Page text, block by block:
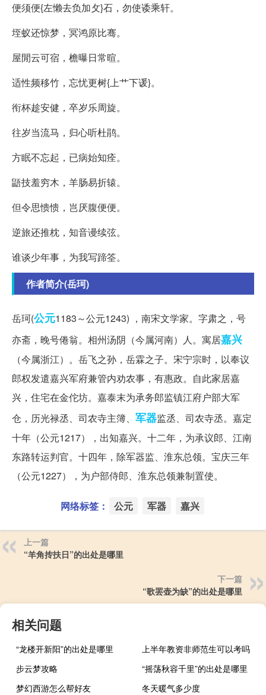
便须便{左懒去负加攵}石，勿使诿乘轩。
垤蚁还惊梦，冥鸿原比骞。
屋閒云可宿，檐曝日常暄。
适性频移竹，忘忧更树{上艹下谖}。
衔杯趁安健，卒岁乐周旋。
往岁当流马，归心听杜鹃。
方眠不忘起，已病始知痊。
鼯技羞穷木，羊肠易折辕。
但令思愦愦，岂厌腹便便。
逆旅还推枕，知音谩续弦。
谁谈少年事，为我写蹄筌。
作者简介(岳珂)
岳珂(公元1183～公元1243) ，南宋文学家。字肃之，号
亦斋，晚号倦翁。相州汤阴（今属河南）人。寓居嘉兴
（今属浙江）。岳飞之孙，岳霖之子。宋宁宗时，以奉议
郎权发遣嘉兴军府兼管内劝农事，有惠政。自此家居嘉
兴，住宅在金佗坊。嘉泰末为承务郎监镇江府户部大军
仓，历光禄丞、司农寺主簿、 军器监丞、司农寺丞。嘉定
十年（公元1217），出知嘉兴。十二年，为承议郎、江南
东路转运判官。十四年，除军器监、淮东总领。宝庆三年
（公元1227），为户部侍郎、淮东总领兼制置使。
网络标签： 公元 军器 嘉兴
上一篇
“羊角抟扶日”的出处是哪里
下一篇
“歌罢壶为缺”的出处是哪里
相关问题
“龙楼开新阳”的出处是哪里
上半年教资非师范生可以考吗
步云梦攻略
“摇荡秋容千里”的出处是哪里
梦幻西游怎么帮好友
冬天暖气多少度